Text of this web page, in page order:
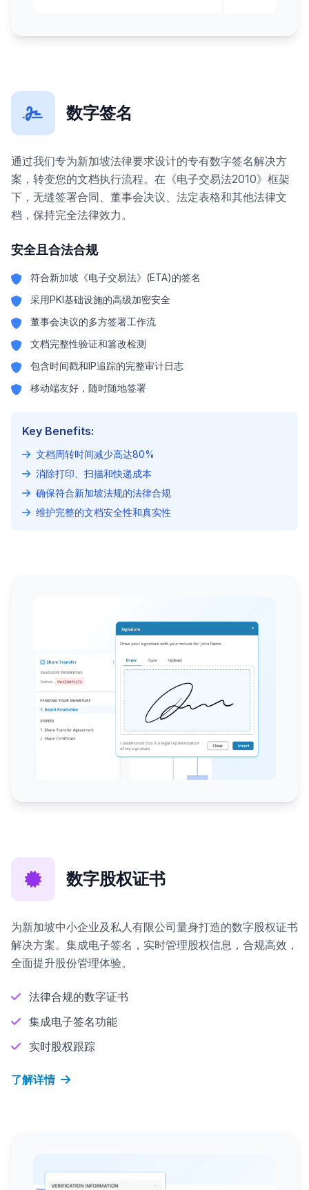
数字签名
通过我们专为新加坡法律要求设计的专有数字签名解决方
案，转变您的文档执行流程。在《电子交易法2010》框架
下，无缝签署合同、董事会决议、法定表格和其他法律文
档，保持完全法律效力。
安全且合法合规
符合新加坡《电子交易法》(ETA)的签名
采用PKI基础设施的高级加密安全
董事会决议的多方签署工作流
文档完整性验证和篡改检测
包含时间戳和IP追踪的完整审计日志
移动端友好，随时随地签署
Key Benefits:
文档周转时间减少高达80%
消除打印、扫描和快递成本
确保符合新加坡法规的法律合规
维护完整的文档安全性和真实性
数字股权证书
为新加坡中小企业及私人有限公司量身打造的数字股权证书
解决方案。集成电子签名，实时管理股权信息，合规高效，
全面提升股份管理体验。
法律合规的数字证书
集成电子签名功能
实时股权跟踪
了解详情